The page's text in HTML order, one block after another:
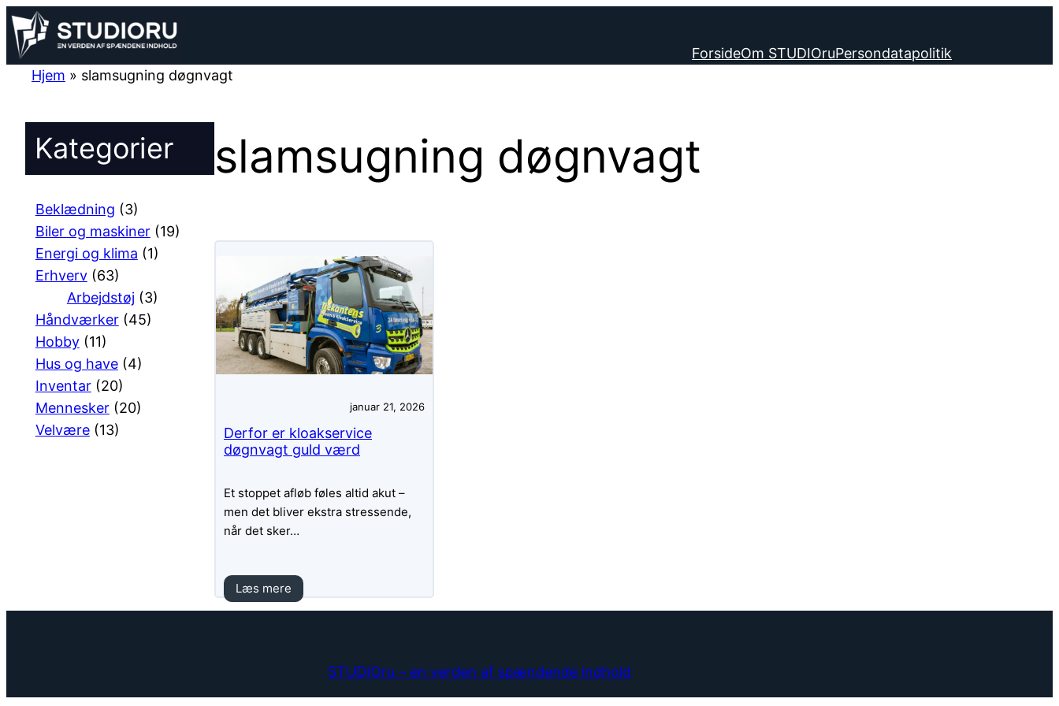
Spring
til
indhold
ForsideOm STUDIOruPersondatapolitik
Hjem » slamsugning døgnvagt
Kategorier
Beklædning (3)
Biler og maskiner(19)
Energi og klima (1)
Erhverv(63)
Arbejdstøj (3)
Håndværker(45)
Hobby(11)
Hus og have(4)
Inventar(20)
Mennesker(20)
Velvære(13)
slamsugning døgnvagt
januar 21, 2026
Derfor er kloakservice
døgnvagt guld værd
Et stoppet afløb føles altid akut –
men det bliver ekstra stressende,
når det sker…
Læs mere
STUDIOru – en verden af spændende indhold